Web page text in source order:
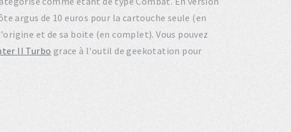
argus de 10 euros pour la cartouche seule (en
et de sa boite (en complet). Vous pouvez
II Turbo grace à l'outil de geekotation pour